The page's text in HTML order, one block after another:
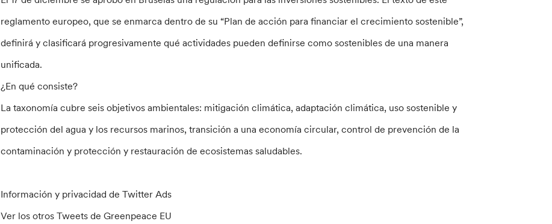
reglamento europeo, que se enmarca dentro de su “Plan de acción para financiar el crecimiento sostenible”,
definirá y clasificará progresivamente qué actividades pueden definirse como sostenibles de una manera
unificada.
¿En qué consiste?
La taxonomía cubre seis objetivos ambientales: mitigación climática, adaptación climática, uso sostenible y
protección del agua y los recursos marinos, transición a una economía circular, control de prevención de la
contaminación y protección y restauración de ecosistemas saludables.
Información y privacidad de Twitter Ads
Ver los otros Tweets de Greenpeace EU